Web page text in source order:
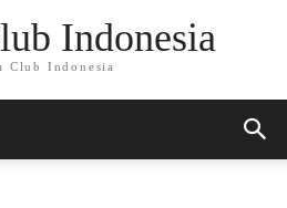
Indonesia
Club Indonesia